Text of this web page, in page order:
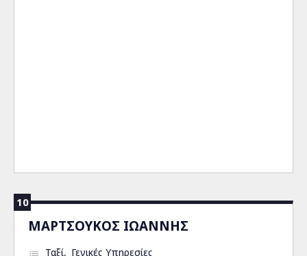
10
ΜΑΡΤΣΟΥΚΟΣ ΙΩΑΝΝΗΣ
Ταξί
Γενικές Υπηρεσίες